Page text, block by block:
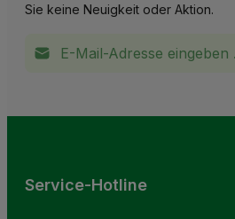
Sie keine Neuigkeit oder Aktion.
Service-Hotline